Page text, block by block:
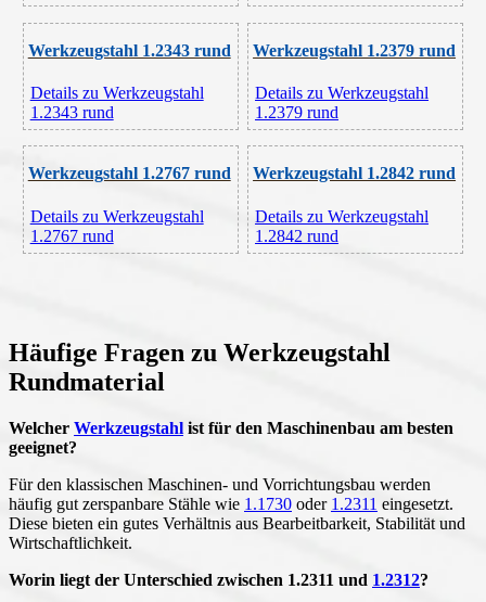
Werkzeugstahl 1.2343 rund
Details zu Werkzeugstahl
1.2343 rund
Werkzeugstahl 1.2379 rund
Details zu Werkzeugstahl
1.2379 rund
Werkzeugstahl 1.2767 rund
Details zu Werkzeugstahl
1.2767 rund
Werkzeugstahl 1.2842 rund
Details zu Werkzeugstahl
1.2842 rund
Häufige Fragen zu Werkzeugstahl
Rundmaterial
Welcher Werkzeugstahl ist für den Maschinenbau am besten
geeignet?
Für den klassischen Maschinen- und Vorrichtungsbau werden
häufig gut zerspanbare Stähle wie 1.1730 oder 1.2311 eingesetzt.
Diese bieten ein gutes Verhältnis aus Bearbeitbarkeit, Stabilität und
Wirtschaftlichkeit.
Worin liegt der Unterschied zwischen 1.2311 und 1.2312?